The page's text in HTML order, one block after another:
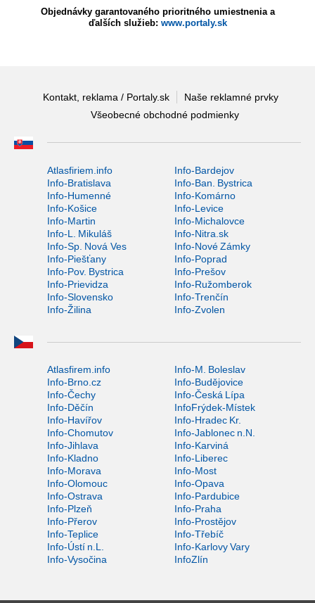
Objednávky garantovaného prioritného umiestnenia a
ďalších služieb: www.portaly.sk
Kontakt, reklama / Portaly.sk
Naše reklamné prvky
Všeobecné obchodné podmienky
Atlasfiriem.info
Info-Bardejov
Info-Bratislava
Info-Ban. Bystrica
Info-Humenné
Info-Komárno
Info-Košice
Info-Levice
Info-Martin
Info-Michalovce
Info-L. Mikuláš
Info-Nitra.sk
Info-Sp. Nová Ves
Info-Nové Zámky
Info-Piešťany
Info-Poprad
Info-Pov. Bystrica
Info-Prešov
Info-Prievidza
Info-Ružomberok
Info-Slovensko
Info-Trenčín
Info-Žilina
Info-Zvolen
Atlasfirem.info
Info-M. Boleslav
Info-Brno.cz
Info-Budějovice
Info-Čechy
Info-Česká Lípa
Info-Děčín
InfoFrýdek-Místek
Info-Havířov
Info-Hradec Kr.
Info-Chomutov
Info-Jablonec n.N.
Info-Jihlava
Info-Karviná
Info-Kladno
Info-Liberec
Info-Morava
Info-Most
Info-Olomouc
Info-Opava
Info-Ostrava
Info-Pardubice
Info-Plzeň
Info-Praha
Info-Přerov
Info-Prostějov
Info-Teplice
Info-Třebíč
Info-Ústí n.L.
Info-Karlovy Vary
Info-Vysočina
InfoZlín